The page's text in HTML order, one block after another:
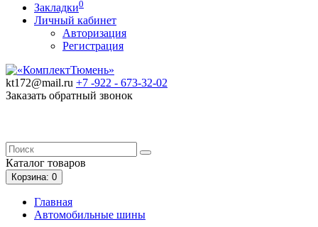
Закладки0
Личный кабинет
Авторизация
Регистрация
kt172@mail.ru +7 -922 - 673-32-02
Заказать обратный звонок
Каталог товаров
Корзина: 0
Главная
Автомобильные шины